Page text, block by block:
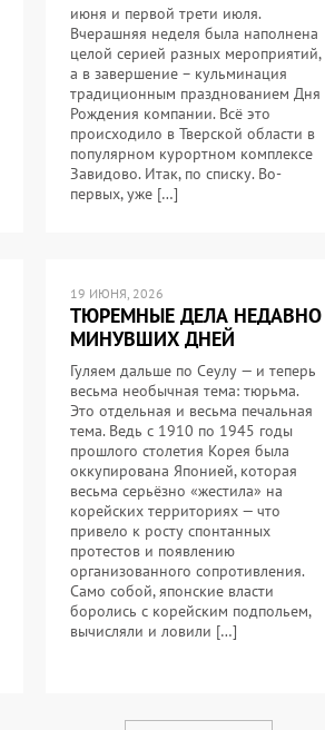
июня и первой трети июля.
Вчерашняя неделя была наполнена
целой серией разных мероприятий,
а в завершение – кульминация
традиционным празднованием Дня
Рождения компании. Всё это
происходило в Тверской области в
популярном курортном комплексе
Завидово. Итак, по списку. Во-
первых, уже […]
19 ИЮНЯ, 2026
ТЮРЕМНЫЕ ДЕЛА НЕДАВНО
МИНУВШИХ ДНЕЙ
Гуляем дальше по Сеулу — и теперь
весьма необычная тема: тюрьма.
Это отдельная и весьма печальная
тема. Ведь с 1910 по 1945 годы
прошлого столетия Корея была
оккупирована Японией, которая
весьма серьёзно «жестила» на
корейских территориях — что
привело к росту спонтанных
протестов и появлению
организованного сопротивления.
Само собой, японские власти
боролись с корейским подпольем,
вычисляли и ловили […]